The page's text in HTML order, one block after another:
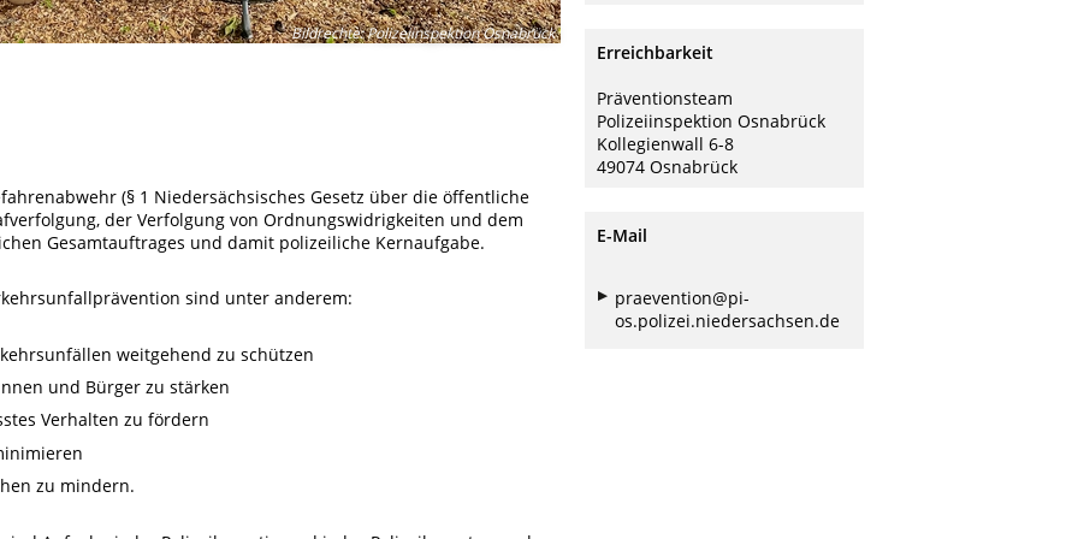
Bildrechte:Polizeiinspektion Osnabrück
(§ 1 Niedersächsisches Gesetz über die öffentliche
der Verfolgung von Ordnungswidrigkeiten und dem
Gesamtauftrages und damit polizeiliche Kernaufgabe.
sind unter anderem:
weitgehend zu schützen
und Bürger zu stärken
Verhalten zu fördern
zu mindern.
Erreichbarkeit
Präventionsteam
Polizeiinspektion Osnabrück
Kollegienwall 6-8
49074 Osnabrück
E-Mail
praevention@pi-
os.polizei.niedersachsen.de